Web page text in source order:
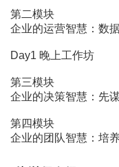
第二模块
企业的运营智慧：数
Day1 晚上工作坊
第三模块
企业的决策智慧：先
第四模块
企业的团队智慧：培